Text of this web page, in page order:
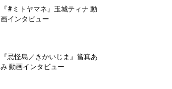
『#ミトヤマネ』玉城ティナ 動
画インタビュー
『忌怪島／きかいじま』當真あ
み 動画インタビュー